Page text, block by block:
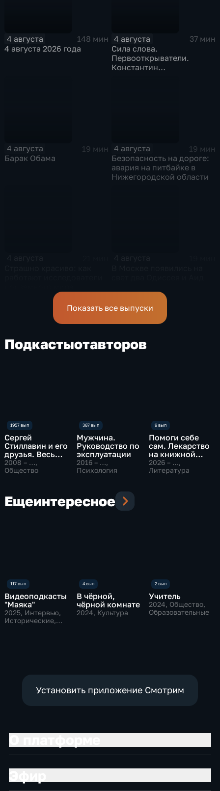
4 августа
148 мин
4 августа 2026 года
4 августа
37 мин
Сила слова.
Первооткрыватели.
Константин
4 августа
19 мин
Барак Обама
4 августа
19 мин
Безопасность на дороге:
авария на питбайке в
Нижегородской области
Показать все выпуски
Подкастыотавторов
Сергей
Стиллавин и его
друзья. Весь
эфир
2008 – …,
Общество
Мужчина.
Руководство по
эксплуатации
2016 – …,
Психология
Помоги себе
сам. Лекарство
на книжной
полке
2026 – …,
Литература
Ещеинтересное
Видеоподкасты
"Маяка"
2025, Интервью,
Исторические,
В чёрной,
чёрной комнате
2024, Культура
Учитель
2024, Общество,
Образовательные
Установить приложение Смотрим